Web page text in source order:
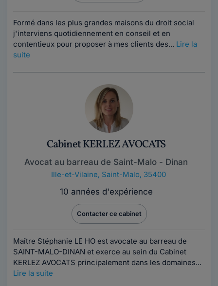
Formé dans les plus grandes maisons du droit social
j'interviens quotidiennement en conseil et en
contentieux pour proposer à mes clients des... Lire la
suite
Cabinet KERLEZ AVOCATS
Avocat au barreau de Saint-Malo - Dinan
Ille-et-Vilaine, Saint-Malo, 35400
10 années d'expérience
Contacter ce cabinet
Maître Stéphanie LE HO est avocate au barreau de
SAINT-MALO-DINAN et exerce au sein du Cabinet
KERLEZ AVOCATS principalement dans les domaines...
Lire la suite